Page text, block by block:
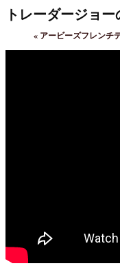
トレーダージョ
« アービーズフレンチ